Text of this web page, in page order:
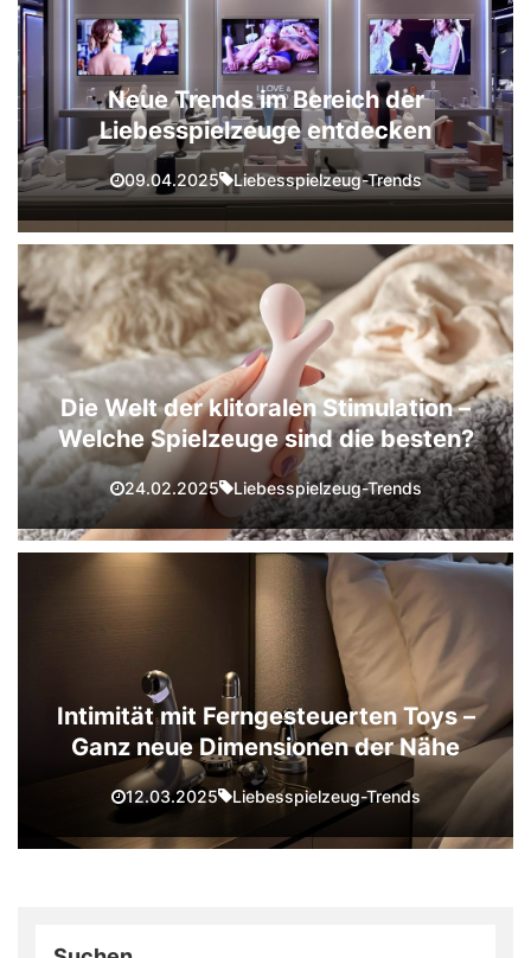
Neue Trends im Bereich der
Liebesspielzeuge entdecken
09.04.2025 Liebesspielzeug-Trends
Die Welt der klitoralen Stimulation –
Welche Spielzeuge sind die besten?
24.02.2025 Liebesspielzeug-Trends
Intimität mit Ferngesteuerten Toys –
Ganz neue Dimensionen der Nähe
12.03.2025 Liebesspielzeug-Trends